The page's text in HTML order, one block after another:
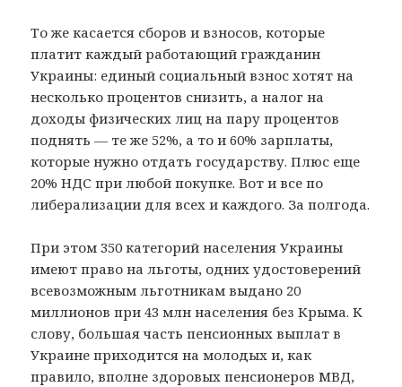
То же касается сборов и взносов, которые
платит каждый работающий гражданин
Украины: единый социальный взнос хотят на
несколько процентов снизить, а налог на
доходы физических лиц на пару процентов
поднять — те же 52%, а то и 60% зарплаты,
которые нужно отдать государству. Плюс еще
20% НДС при любой покупке. Вот и все по
либерализации для всех и каждого. За полгода.
При этом 350 категорий населения Украины
имеют право на льготы, одних удостоверений
всевозможным льготникам выдано 20
миллионов при 43 млн населения без Крыма. К
слову, большая часть пенсионных выплат в
Украине приходится на молодых и, как
правило, вполне здоровых пенсионеров МВД,